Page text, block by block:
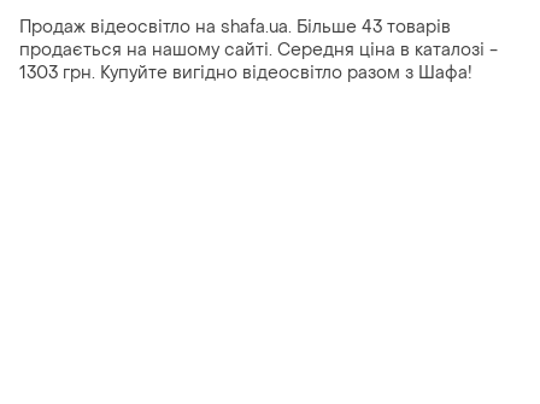
Продаж відеосвітло на shafa.ua. Більше 43 товарів
продається на нашому сайті. Середня ціна в каталозі -
1303 грн. Купуйте вигідно відеосвітло разом з Шафа!